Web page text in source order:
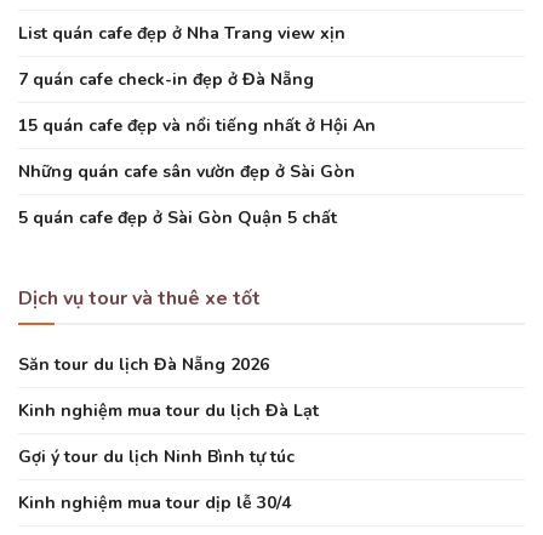
List quán cafe đẹp ở Nha Trang view xịn
7 quán cafe check-in đẹp ở Đà Nẵng
15 quán cafe đẹp và nổi tiếng nhất ở Hội An
Những quán cafe sân vườn đẹp ở Sài Gòn
5 quán cafe đẹp ở Sài Gòn Quận 5 chất
Dịch vụ tour và thuê xe tốt
Săn tour du lịch Đà Nẵng 2026
Kinh nghiệm mua tour du lịch Đà Lạt
Gợi ý tour du lịch Ninh Bình tự túc
Kinh nghiệm mua tour dịp lễ 30/4